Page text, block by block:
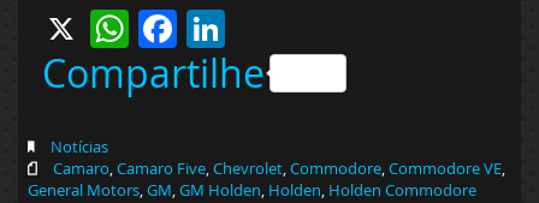
X WhatsApp
Facebook
Compartilhe
Notícias
Camaro,Camaro Five,Chevrolet,Commodore,Commodore VE,
General Motors,GM,GM Holden, Holden, Holden Commodore